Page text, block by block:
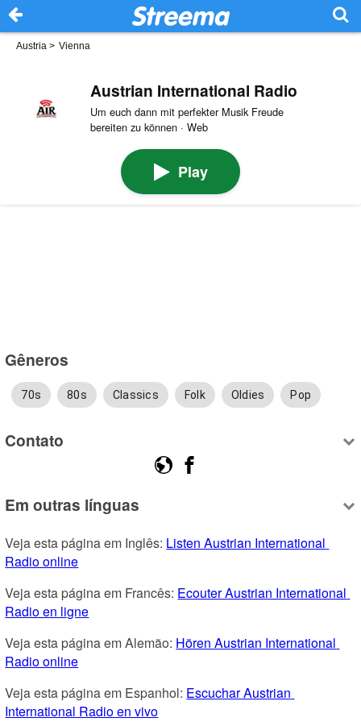
Austria > Vienna
Austrian International Radio
Um euch dann mit perfekter Musik Freude
bereiten zu können · Web
Play
Gêneros
70s 80s Classics Folk Oldies Pop
Contato
Em outras línguas
Veja esta página em Inglês: Listen Austrian International
Radio online
Veja esta página em Francês: Ecouter Austrian International
Radio en ligne
Veja esta página em Alemão: Hören Austrian International
Radio online
Veja esta página em Espanhol: Escuchar Austrian
International Radio en vivo